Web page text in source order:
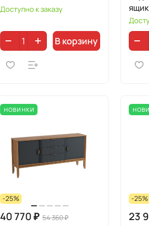
Доступно к заказу
В корзину
НОВИНКИ
-25%
40 770 ₽ 54 360 ₽
-25%
23